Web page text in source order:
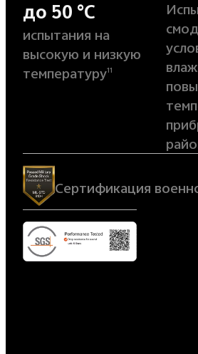
до 50 °C
испытания на
высокую и низкую
температуру11
Сертификация